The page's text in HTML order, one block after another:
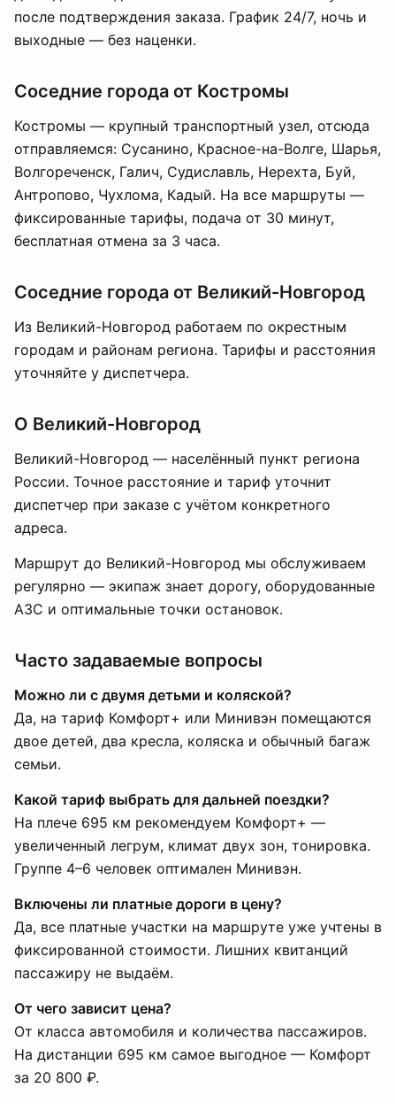
после подтверждения заказа. График 24/7, ночь и
выходные — без наценки.
Соседние города от Костромы
Костромы — крупный транспортный узел, отсюда
отправляемся: Сусанино, Красное-на-Волге, Шарья,
Волгореченск, Галич, Судиславль, Нерехта, Буй,
Антропово, Чухлома, Кадый. На все маршруты —
фиксированные тарифы, подача от 30 минут,
бесплатная отмена за 3 часа.
Соседние города от Великий-Новгород
Из Великий-Новгород работаем по окрестным
городам и районам региона. Тарифы и расстояния
уточняйте у диспетчера.
О Великий-Новгород
Великий-Новгород — населённый пункт региона
России. Точное расстояние и тариф уточнит
диспетчер при заказе с учётом конкретного
адреса.
Маршрут до Великий-Новгород мы обслуживаем
регулярно — экипаж знает дорогу, оборудованные
АЗС и оптимальные точки остановок.
Часто задаваемые вопросы
Можно ли с двумя детьми и коляской?
Да, на тариф Комфорт+ или Минивэн помещаются
двое детей, два кресла, коляска и обычный багаж
семьи.
Какой тариф выбрать для дальней поездки?
На плече 695 км рекомендуем Комфорт+ —
увеличенный легрум, климат двух зон, тонировка.
Группе 4–6 человек оптимален Минивэн.
Включены ли платные дороги в цену?
Да, все платные участки на маршруте уже учтены в
фиксированной стоимости. Лишних квитанций
пассажиру не выдаём.
От чего зависит цена?
От класса автомобиля и количества пассажиров.
На дистанции 695 км самое выгодное — Комфорт
за 20 800 ₽.